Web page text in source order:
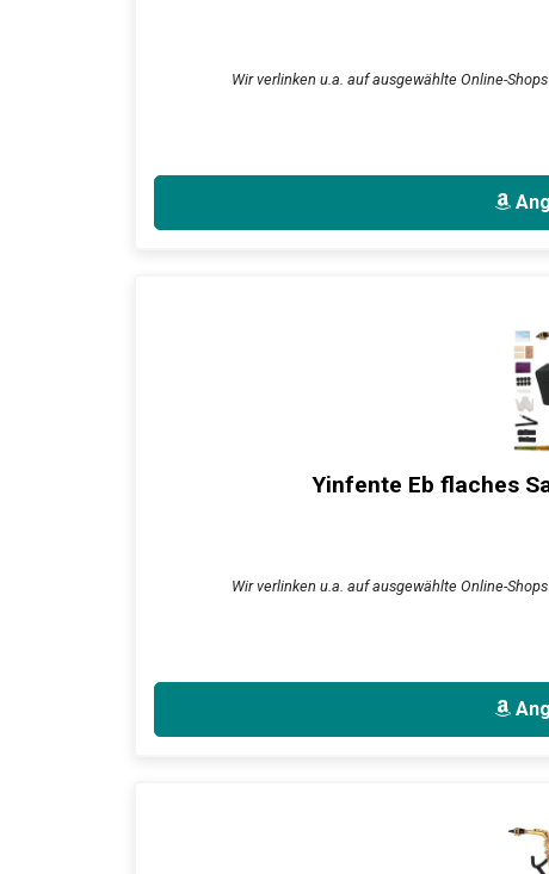
Wir verlinken u.a. auf ausgewählte Online-
Yinfente Eb flaches
Wir verlinken u.a. auf ausgewählte Online-